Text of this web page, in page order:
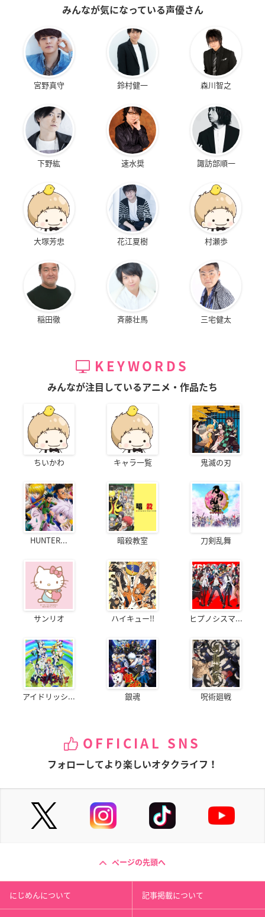
みんなが気になっている声優さん
宮野真守 鈴村健一 森川智之
下野紘 速水奨 諏訪部順一
大塚芳忠 花江夏樹 村瀬歩
稲田徹 斉藤壮馬 三宅健太
KEYWORDS
みんなが注目しているアニメ・作品たち
ちいかわ キャラ一覧 鬼滅の刃
HUNTER... 暗殺教室 刀剣乱舞
サンリオ ハイキュー!! ヒプノシスマ...
アイドリッシ... 銀魂 呪術廻戦
OFFICIAL SNS
フォローしてより楽しいオタクライフ！
ページの先頭へ
にじめんについて 記事掲載について